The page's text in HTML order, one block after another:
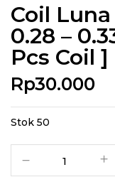
Coil
0.28 –
Pcs Coil ]
Rp30.000
Stok 50